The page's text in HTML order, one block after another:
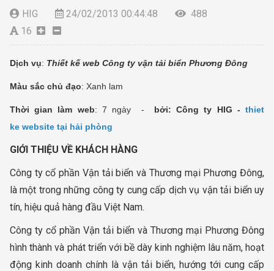
HIG 24/02/2013 00:44:48
488
16
Dịch vụ: Thiết kế web Công ty vận tải biển Phương Đông
Màu sắc chủ đạo: Xanh lam
Thời gian làm web: 7 ngày - bởi: Công ty HIG -thiet
ke website tại hải phòng
GIỚI THIỆU VỀ KHÁCH HÀNG
Công ty cổ phần Vận tải biển và Thương mại Phương Đông,
là một trong những công ty cung cấp dịch vụ vận tải biển uy
tín, hiệu quả hàng đầu Việt Nam.
Công ty cổ phần Vận tải biển và Thương mại Phương Đông
hình thành và phát triển với bề dày kinh nghiệm lâu năm, hoạt
động kinh doanh chính là vận tải biển, hướng tới cung cấp